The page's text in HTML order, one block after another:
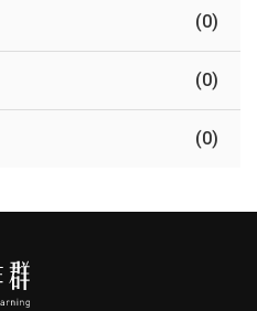
(0)
(0)
(0)